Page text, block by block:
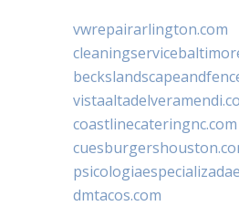
vwrepairarlington.com
coastlinecateringnc.com
dmtacos.com